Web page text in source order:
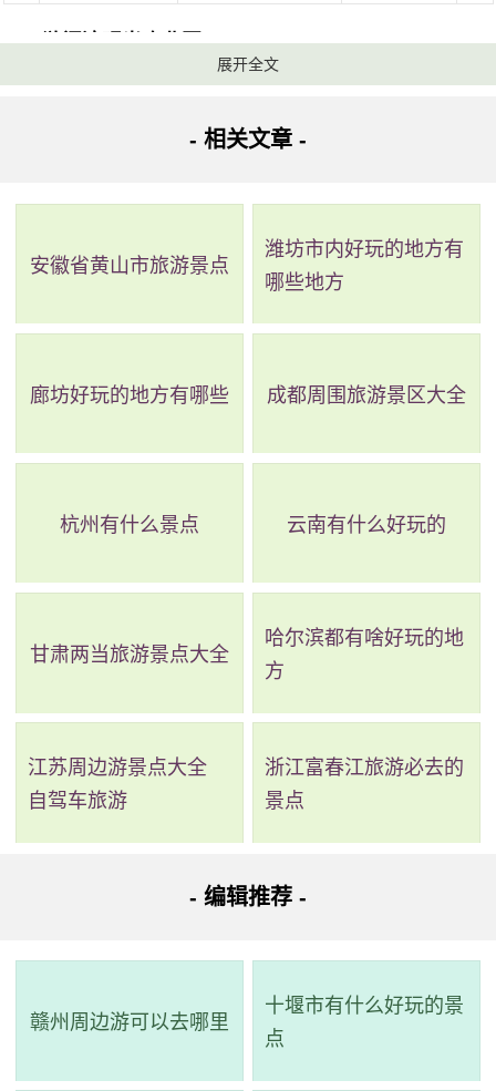
1、漩门湾观光农业园
评级：AAAA
地址：台州市玉环市迎宾西路西段
环漩门湾观光农业园位于玉环北部，总占地面积近万
亩，分为三大功能区。第一个区是果品生产和旅游区，以当
地特色果树品种“玉环柚”成片种植为主要内容。第二个区是现
代农业技术示范核心，建设新品种示范园、温室、耐盐植物
等项目。园内风景宜人，是深入了解当地农业发展的好去
他设施的农庄，占地260余亩。在省级旅游风景名胜区的帮助
展开全文
- 相关文章 -
安徽省黄山市旅游景点
潍坊市内好玩的地方有
哪些地方
廊坊好玩的地方有哪些 成都周围旅游景区大全
杭州有什么景点 云南有什么好玩的
甘肃两当旅游景点大全
哈尔滨都有啥好玩的地
方
江苏周边游景点大全
自驾车旅游
浙江富春江旅游必去的
景点
- 编辑推荐 -
赣州周边游可以去哪里
十堰市有什么好玩的景
点